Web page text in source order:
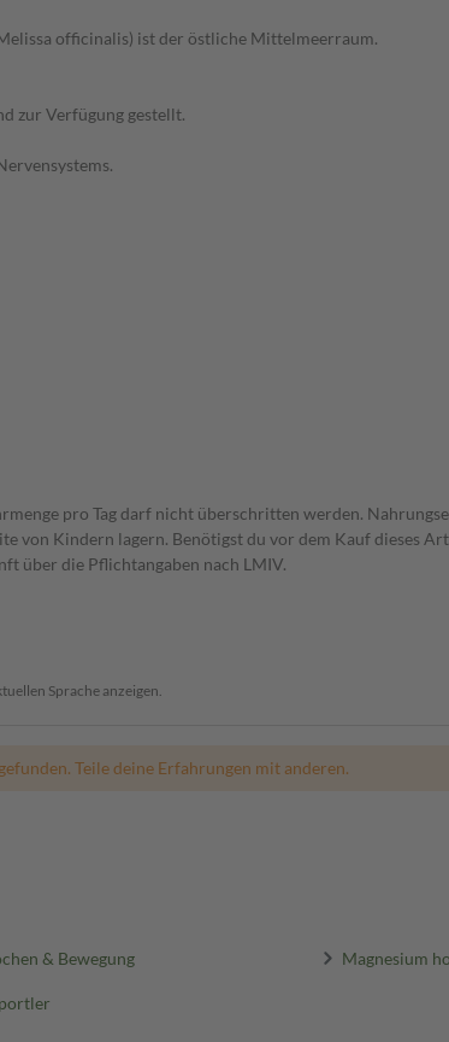
officinalis) ist der östliche Mittelmeerraum.
zur Verfügung gestellt.
pro Tag darf nicht überschritten werden.
von Kindern lagern. Benötigst du vor dem Kauf dieses
über die Pflichtangaben nach LMIV.
Sprache anzeigen.
Teile deine Erfahrungen mit anderen.
& Bewegung Magnesium